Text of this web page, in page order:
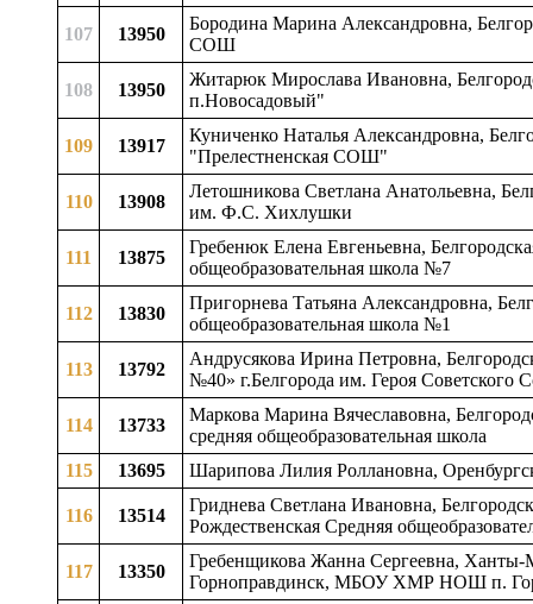
107 13950
Бородина Марина Александровна,
СОШ
108 13950
Житарюк Мирослава Ивановна,
п.Новосадовый"
109 13917
Куниченко Наталья Александровна,
"Прелестненская СОШ"
110 13908
Летошникова Светлана Анатольевна,
им. Ф.С. Хихлушки
111 13875
Гребенюк Елена Евгеньевна,
общеобразовательная школа №7
112 13830
Пригорнева Татьяна Александровна,
общеобразовательная школа №1
113 13792
Андрусякова Ирина Петровна,
№40» г.Белгорода им. Героя Советского
114 13733
Маркова Марина Вячеславовна,
средняя общеобразовательная школа
115
13695 Шарипова Лилия Роллановна,
116 13514
Гриднева Светлана Ивановна,
Рождественская Средняя
117 13350
Гребенщикова Жанна Сергеевна,
Горноправдинск, МБОУ ХМР НОШ п.